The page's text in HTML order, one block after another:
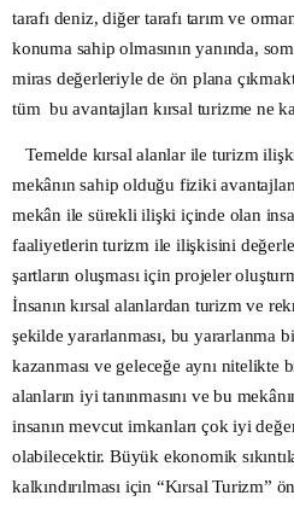
tarafı deniz, diğer tarafı tarım ve
konuma sahip olmasının yanında,
miras değerleriyle de ön plana ç
tüm bu avantajları kırsal turizme ne
Temelde kırsal alanlar ile turizm
mekânın sahip olduğu fiziki
mekân ile sürekli ilişki içinde olan
faaliyetlerin turizm ile ilişkisini
şartların oluşması için projeler
İnsanın kırsal alanlardan turizm ve
şekilde yararlanması, bu yararlanma
kazanması ve geleceğe aynı nitelikte
alanların iyi tanınmasını ve bu
insanın mevcut imkanları çok iyi
olabilecektir. Büyük ekonomik
kalkındırılması için “Kırsal Turizm”